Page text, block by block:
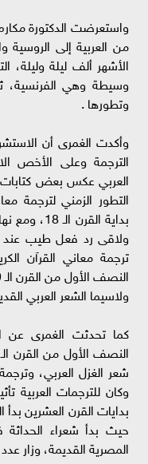
واستعرضت الدكتورة
الأشهر ألف ليلة وليلة،
وسيطة وهي الفرنسية،
وتطورها .
وأكدت الغمرى أن
الترجمة وعلى الأخص
العربي عكس بعض كتابات
التطور الزمني لترجمة
بداية
ولاقى رد فعل طيب عند
ترجمة معاني القرآن
ولاسيما الشعر العربي
كما تحدثت الغمرى عن
شعر الغزل العربي،
وكان للترجمات العربية
بدايات القرن العشرين بدأ
حيث بدأ شعراء
المصرية القديمة، وزار